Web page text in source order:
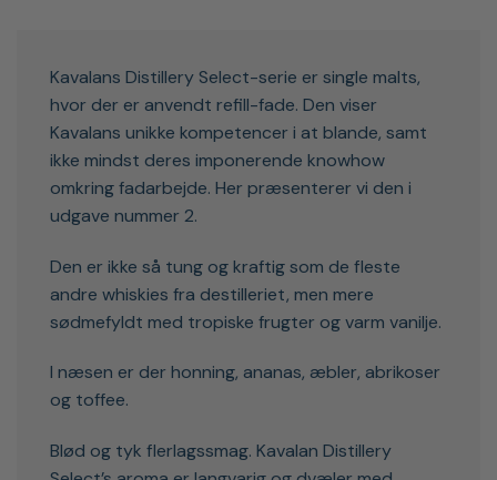
Kavalans Distillery Select-serie er single malts,
hvor der er anvendt refill-fade. Den viser
Kavalans unikke kompetencer i at blande, samt
ikke mindst deres imponerende knowhow
omkring fadarbejde. Her præsenterer vi den i
udgave nummer 2.
Den er ikke så tung og kraftig som de fleste
andre whiskies fra destilleriet, men mere
sødmefyldt med tropiske frugter og varm vanilje.
I næsen er der honning, ananas, æbler, abrikoser
og toffee.
Blød og tyk flerlagssmag. Kavalan Distillery